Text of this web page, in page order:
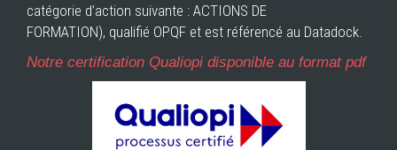
catégorie d’action suivante : ACTIONS DE
FORMATION), qualifié OPQF et est référencé au Datadock.
Notre certification Qualiopi disponible au format pdf